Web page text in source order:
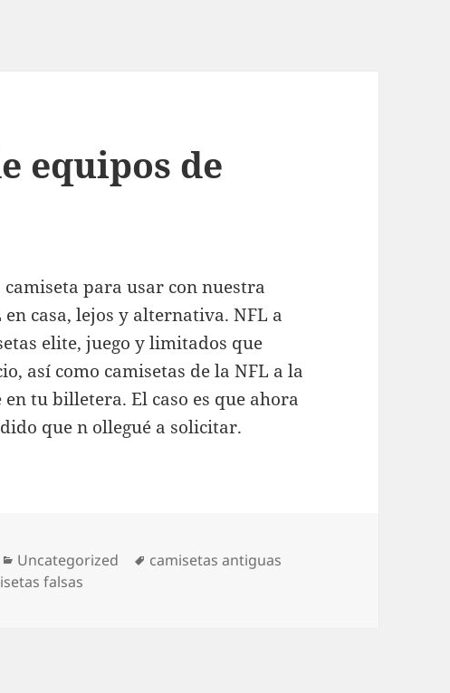
equipos de
para usar con nuestra
casa, lejos y alternativa. NFL a
elite, juego y limitados que
así como camisetas de la NFL a la
tu billetera. El caso es que ahora
que n ollegué a solicitar.
Categorías
Uncategorized Etiquetas
camisetas antiguas
falsas